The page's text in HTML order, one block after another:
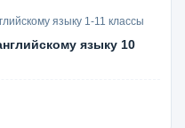
языку 1-11 классы
языку 10